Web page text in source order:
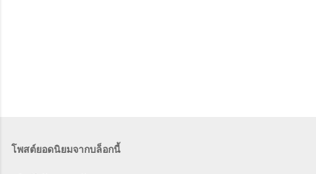
โพสต์ยอดนิยมจากบล็อกนี้